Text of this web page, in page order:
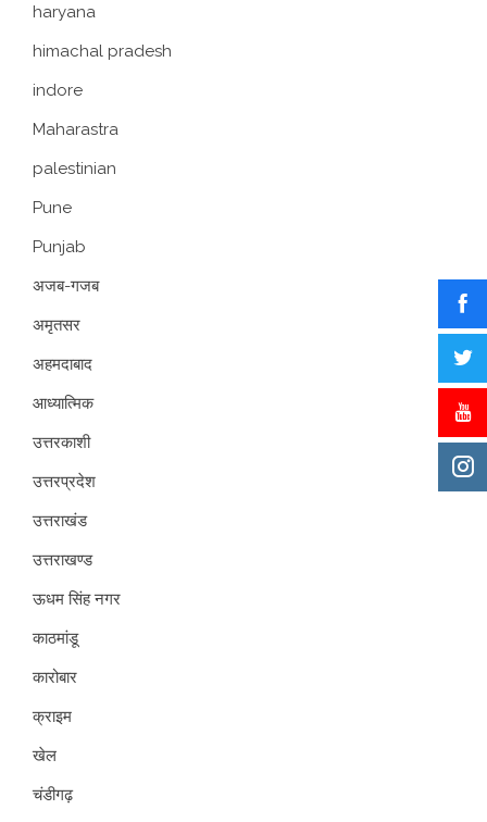
haryana
himachal pradesh
indore
Maharastra
palestinian
Pune
Punjab
अजब-गजब
अमृतसर
अहमदाबाद
आध्यात्मिक
उत्तरकाशी
उत्तरप्रदेश
उत्तराखंड
उत्तराखण्ड
ऊधम सिंह नगर
काठमांडू
कारोबार
क्राइम
खेल
चंडीगढ़